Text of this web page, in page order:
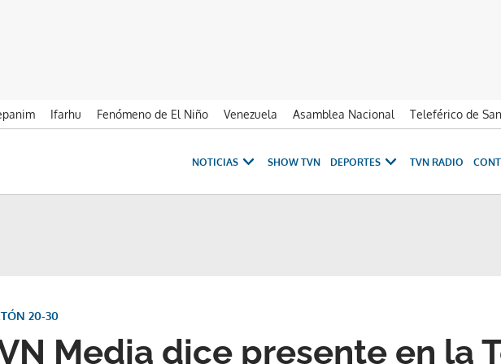
Ifarhu Fenómeno de El Niño Venezuela Asamblea Nacional Teleférico de
NOTICIAS SHOW TVN DEPORTES TVN RADIO
Media dice presente en la
20-30